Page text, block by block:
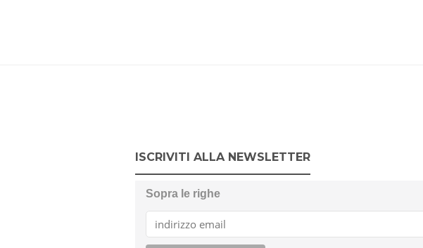
ISCRIVITI ALLA NEWSLETTER
Sopra le righe